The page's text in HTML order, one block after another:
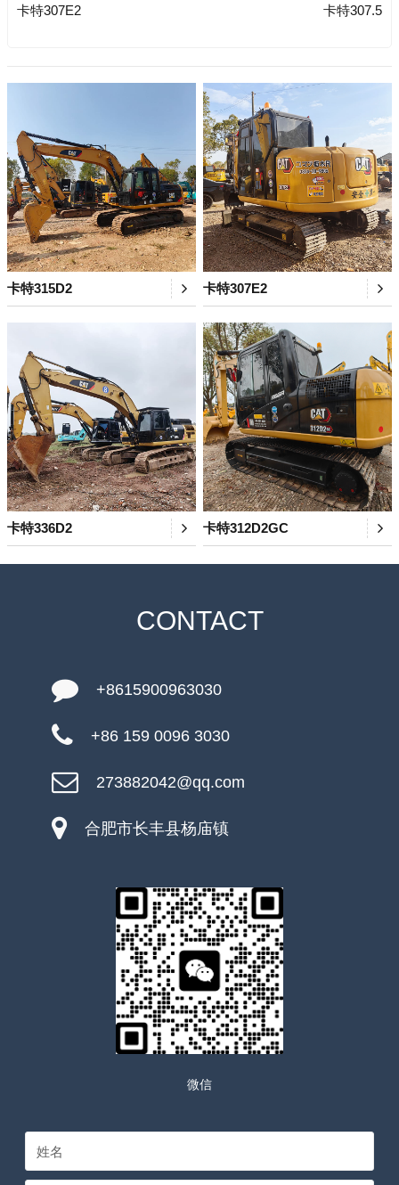
卡特307E2
卡特307.5
卡特315D2 卡特307E2
卡特336D2 卡特312D2GC
CONTACT
+8615900963030
+86 159 0096 3030
273882042@qq.com
合肥市长丰县杨庙镇
微信